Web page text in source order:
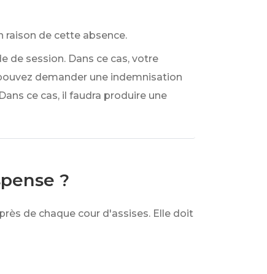
raison de cette absence.
de session. Dans ce cas, votre
demander une indemnisation
ce cas, il faudra produire une
?
de chaque cour d'assises. Elle doit